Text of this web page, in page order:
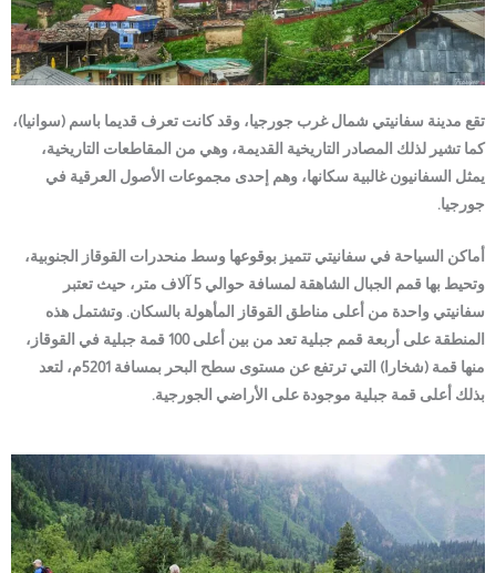
تقع مدينة سفانيتي شمال غرب جورجيا، وقد كانت تعرف قديما باسم (سوانيا)،
كما تشير لذلك المصادر التاريخية القديمة، وهي من المقاطعات التاريخية،
يمثل السفانيون غالبية سكانها، وهم إحدى مجموعات الأصول العرقية في
جورجيا.
أماكن السياحة في سفانيتي تتميز بوقوعها وسط منحدرات القوقاز الجنوبية،
وتحيط بها قمم الجبال الشاهقة لمسافة حوالي 5 آلاف متر، حيث تعتبر
سفانيتي واحدة من أعلى مناطق القوقاز المأهولة بالسكان. وتشتمل هذه
المنطقة على أربعة قمم جبلية تعد من بين أعلى 100 قمة جبلية في القوقاز،
منها قمة (شخارا) التي ترتفع عن مستوى سطح البحر بمسافة 5201م، لتعد
بذلك أعلى قمة جبلية موجودة على الأراضي الجورجية.